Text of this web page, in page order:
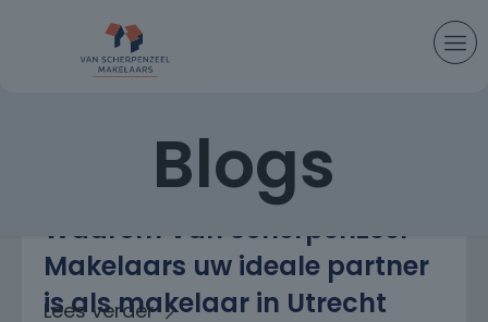
Blogs
Waarom Van Scherpenzeel
Makelaars uw ideale partner
is als makelaar in Utrecht